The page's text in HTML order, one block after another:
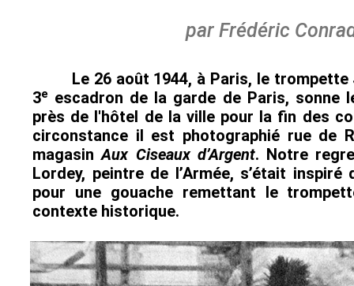
par Frédéric
Le 26 août 1944, à Paris, le
3e escadron de la garde de Paris, sonne
près de l'hôtel de la ville pour la fin des
circonstance il est photographié rue de
magasinAux Ciseaux d’Argent. Notre
Lordey, peintre de l’Armée, s’était
pour une gouache remettant le
contexte historique.